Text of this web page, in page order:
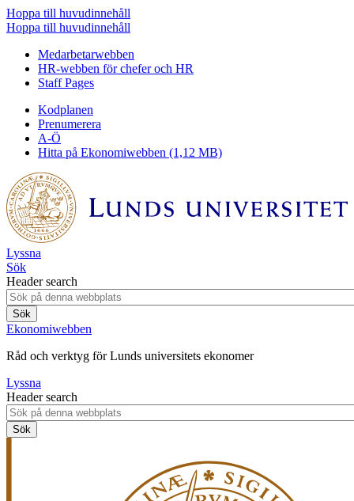
Hoppa till huvudinnehåll
Hoppa till huvudinnehåll
Medarbetarwebben
HR-webben för chefer och HR
Staff Pages
Kodplanen
Prenumerera
A-Ö
Hitta på Ekonomiwebben (1,12 MB)
Lyssna
Sök
Header search
Ekonomiwebben
Råd och verktyg för Lunds universitets ekonomer
Lyssna
Header search